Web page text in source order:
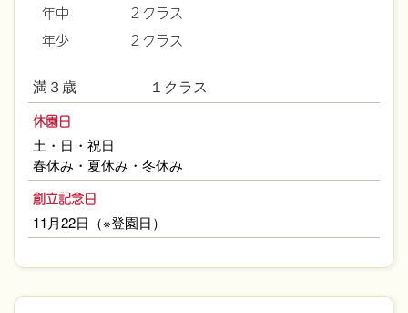
年中
２クラス
年少
２クラス
満３歳 １クラス
休園日
土・日・祝日
春休み・夏休み・冬休み
創立記念日
11月22日（※登園日）